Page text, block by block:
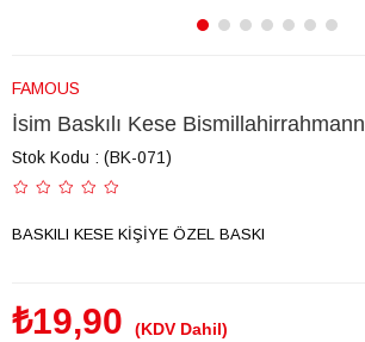
FAMOUS
İsim Baskılı Kese
Stok Kodu (BK-071)
BASKILI KESE KİŞİYE ÖZEL BASKI
₺19,90 (KDV Dahil)